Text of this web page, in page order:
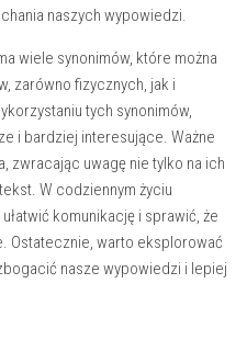
naszych wypowiedzi.
wiele synonimów, które można
zarówno fizycznych, jak i
tych synonimów,
i bardziej interesujące. Ważne
zwracając uwagę nie tylko na ich
W codziennym życiu
komunikację i sprawić, że
Ostatecznie, warto eksplorować
nasze wypowiedzi i lepiej